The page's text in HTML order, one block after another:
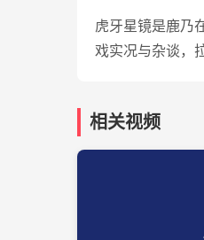
虎牙星镜是鹿乃
戏实况与杂谈，
相关视频